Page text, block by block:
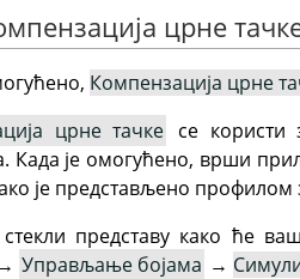
црне
Компензација црне
црне тачке се
Када је омогућено, врши
је представљено
представу како ће
→ Управљање бојама →